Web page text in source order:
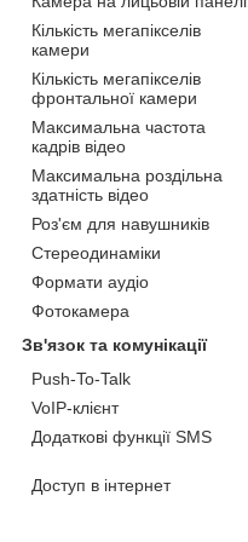
Кількість мегапікселів
камери
Кількість мегапікселів
фронтальної камери
Максимальна частота
кадрів відео
Максимальна роздільна
здатність відео
Роз'єм для навушників
Стереодинаміки
Формати аудіо
Фотокамера
Зв'язок та комунікації
Push-To-Talk
VoIP-клієнт
Додаткові функції SMS
Доступ в інтернет